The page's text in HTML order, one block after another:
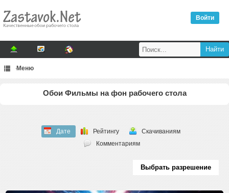
Войти
Меню
Обои Фильмы на фон рабочего стола
Дате Рейтингу
Скачиваниям
Комментариям
Выбрать разрешение